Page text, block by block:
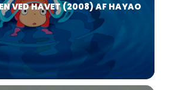
VED HAVET (2008) AF HAYAO